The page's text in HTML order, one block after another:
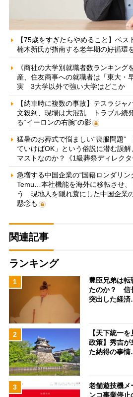
【75歳をすぎたらやめること】ベス
楠木新氏が指南する老年期の好循環
《商社の大学別就職者数ランキング
産、住友商事への就職者は「東大・
実 3大学以外で強い大学はどこか
【納車時に複数の事故】テスラジャ
文殺到、現場は大混乱 トラブル続
る“イーロンの右腕”の影
猛暑のお葬式で悩ましい“喪服問題
ていけばOK」という俗説に潜む誤
マストなのか？《1級葬祭ディレクタ
急増する中国企業の“国籍ロンダリン
Temu…本社機能を海外に移転させ、
う 現地人を隠れ蓑にした中国企業
懸念も
関連記事
ランキング
1
豊臣兄弟は転
たのか？ 信
突出した経
2
【天下統一
政策】秀吉が
た納得の事
3
老舗遊技機メ
ンコ事業停